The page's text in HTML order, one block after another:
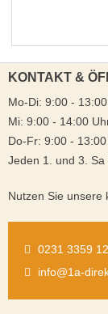
KONTAKT &
Mo-Di: 9:00 -
Mi: 9:00 - 14:00
Do-Fr: 9:00 -
Jeden 1. und 3.
Nutzen Sie unsere
0231 3359
info@1a-